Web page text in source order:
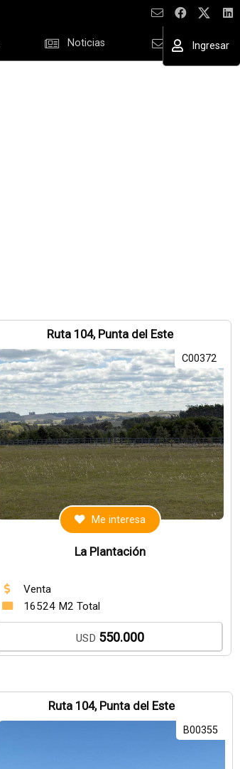
Ingresar
Noticias Contacto
Ruta 104, Punta del Este
C00372
Me interesa
La Plantación
Venta
16524 M2 Total
USD 550.000
Ruta 104, Punta del Este
B00355